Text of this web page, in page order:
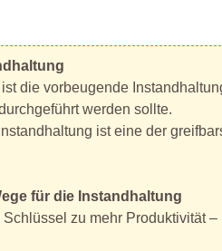
die vorbeugende
werden sollte.
ist eine der
für die Instandhaltung
zu mehr Produktivität